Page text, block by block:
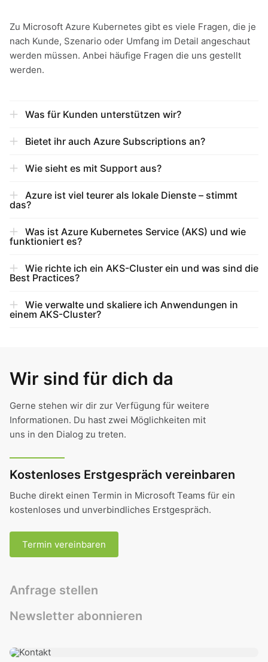
Zu Microsoft Azure Kubernetes gibt es viele Fragen, die je
nach Kunde, Szenario oder Umfang im Detail angeschaut
werden müssen. Anbei häufige Fragen die uns gestellt
werden.
Was für Kunden unterstützen wir?
Bietet ihr auch Azure Subscriptions an?
Wie sieht es mit Support aus?
Azure ist viel teurer als lokale Dienste – stimmt
das?
Was ist Azure Kubernetes Service (AKS) und wie
funktioniert es?
Wie richte ich ein AKS-Cluster ein und was sind die
Best Practices?
Wie verwalte und skaliere ich Anwendungen in
einem AKS-Cluster?
Wir sind für dich da
Gerne stehen wir dir zur Verfügung für weitere
Informationen. Du hast zwei Möglichkeiten mit
uns in den Dialog zu treten.
Kostenloses Erstgespräch vereinbaren
Buche direkt einen Termin in Microsoft Teams für ein
kostenloses und unverbindliches Erstgespräch.
Termin vereinbaren
Anfrage stellen
Newsletter abonnieren